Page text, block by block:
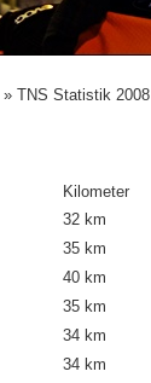
» TNS Statistik 2008
Kilometer
32 km
35 km
40 km
35 km
34 km
34 km